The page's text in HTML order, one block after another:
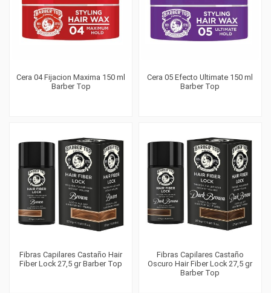
Cera 04 Fijacion Maxima 150 ml
Barber Top
Cera 05 Efecto Ultimate 150 ml
Barber Top
Fibras Capilares Castaño Hair
Fiber Lock 27,5 gr Barber Top
Fibras Capilares Castaño
Oscuro Hair Fiber Lock 27,5 gr
Barber Top